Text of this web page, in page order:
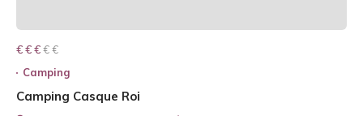
€ € € € €
€ € €
Camping
Camping Casque Roi